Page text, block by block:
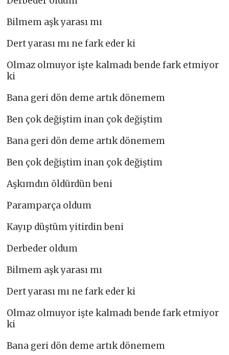
Bilmem aşk yarası mı
Dert yarası mı ne fark eder ki
Olmaz olmuyor işte kalmadı bende fark etmiyor
ki
Bana geri dön deme artık dönemem
Ben çok değiştim inan çok değiştim
Bana geri dön deme artık dönemem
Ben çok değiştim inan çok değiştim
Aşkımdın öldürdün beni
Paramparça oldum
Kayıp düştüm yitirdin beni
Derbeder oldum
Bilmem aşk yarası mı
Dert yarası mı ne fark eder ki
Olmaz olmuyor işte kalmadı bende fark etmiyor
ki
Bana geri dön deme artık dönemem